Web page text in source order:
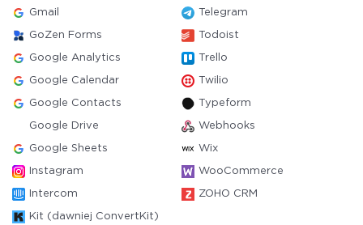
Gmail Telegram
GoZen Forms Todoist
Google Analytics Trello
Google Calendar Twilio
Google Contacts Typeform
Google Drive Webhooks
Google Sheets Wix
Instagram WooCommerce
Intercom ZOHO CRM
Kit (dawniej ConvertKit)